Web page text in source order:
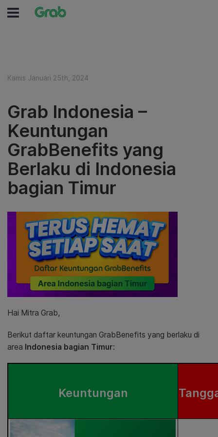
Kamis Januari 25th, 2024
Grab Indonesia –
Keuntungan
GrabBenefits yang
Berlaku di Indonesia
bagian Timur
Hai Mitra Grab,
Berikut daftar keuntungan GrabBenefits yang berlaku di
area Indonesia bagian Timur:
Keuntungan